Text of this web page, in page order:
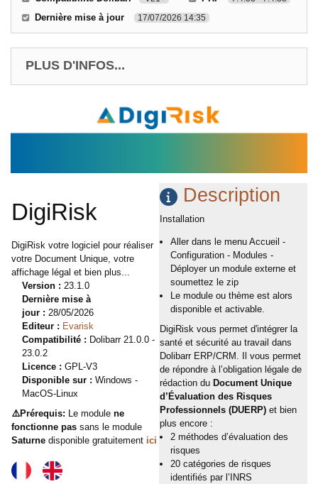
Dernière mise à jour 17/07/2026 14:35
PLUS D'INFOS...
DigiRisk
DigiRisk votre logiciel pour réaliser
votre Document Unique, votre
affichage légal et bien plus...
Version : 23.1.0
Dernière mise à
jour : 28/05/2026
Editeur : Evarisk
Compatibilité : Dolibarr 21.0.0 -
23.0.2
Licence : GPL-V3
Disponible sur : Windows -
MacOS-Linux
⚠️Prérequis: Le module ne
fonctionne pas sans le module
Saturne disponible gratuitement ici
Description
Installation
Aller dans le menu Accueil -
Configuration - Modules -
Déployer un module externe et
soumettez le zip
Le module ou thème est alors
disponible et activable.
DigiRisk vous permet d'intégrer la
santé et sécurité au travail dans
Dolibarr ERP/CRM. Il vous permet
de répondre à l’obligation légale de
rédaction du Document Unique
d’Évaluation des Risques
Professionnels (DUERP) et bien
plus encore :
2 méthodes d’évaluation des
risques
20 catégories de risques
identifiés par l’INRS